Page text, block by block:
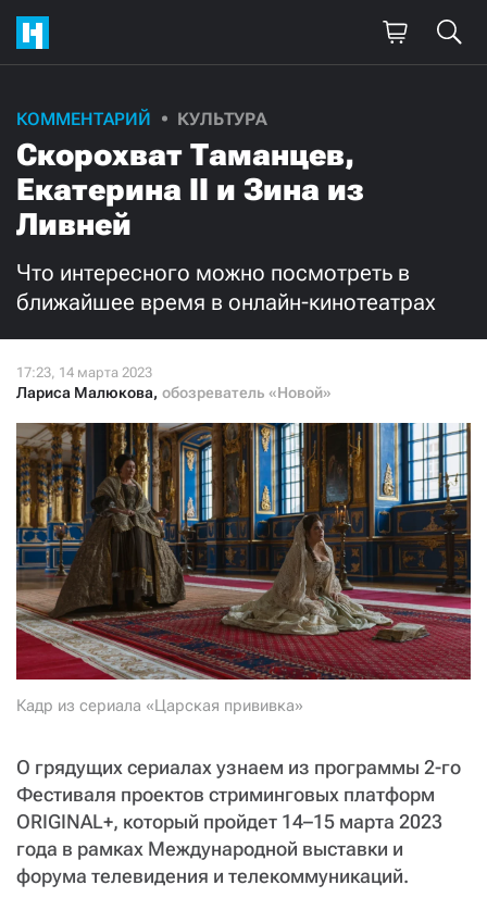
КОММЕНТАРИЙ КУЛЬТУРА
Скорохват Таманцев,
Екатерина II и Зина из
Ливней
Что интересного можно посмотреть в
ближайшее время в онлайн-кинотеатрах
Лариса Малюкова, обозреватель «Новой»
Кадр из сериала «Царская прививка»
О грядущих сериалах узнаем из программы 2-го
Фестиваля проектов стриминговых платформ
ORIGINAL+, который пройдет 14–15 марта 2023
года в рамках Международной выставки и
форума телевидения и телекоммуникаций.
Поддержите
нашу работу!
Ежемесячно Разово
Нажимая кнопку «Стать соучастником»,
я принимаю
условия и подтверждаю свое гражданство РФ
СТАТЬ СОУЧАСТНИКОМ
ПОДЕЛИТЬСЯ С ДРУЗЬЯМИ
Если у вас есть вопросы, пишите donate@novayagazeta.ru или
звоните:
+7 (929) 612-03-68